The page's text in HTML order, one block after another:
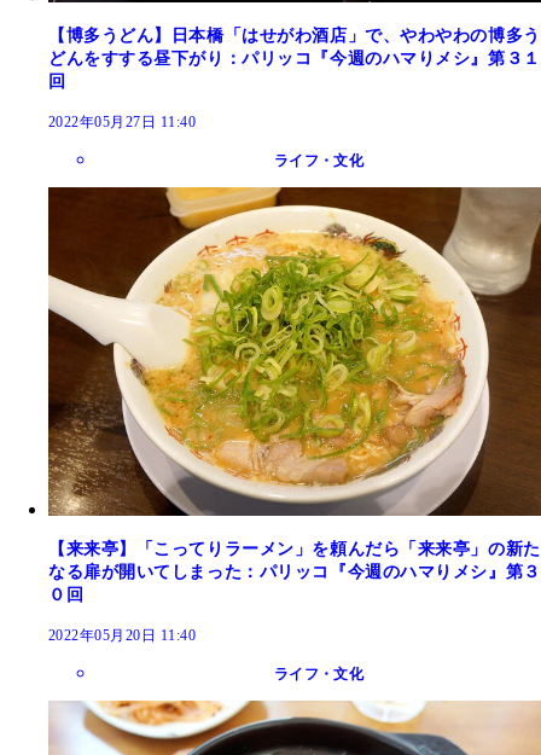
【博多うどん】日本橋「はせがわ酒店」で、やわやわの博多う
どんをすする昼下がり：パリッコ『今週のハマりメシ』第３１
回
2022年05月27日 11:40
ライフ・文化
【来来亭】「こってりラーメン」を頼んだら「来来亭」の新た
なる扉が開いてしまった：パリッコ『今週のハマりメシ』第３
０回
2022年05月20日 11:40
ライフ・文化